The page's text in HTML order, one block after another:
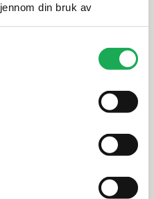
din bruk av
Surface
RAK